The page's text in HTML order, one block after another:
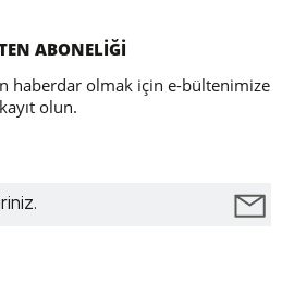
ABONELİĞİ
haberdar olmak için e-bültenimize
kayıt olun.